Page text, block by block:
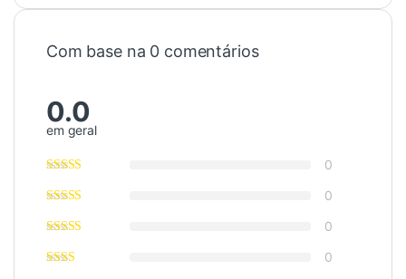
Com base na 0 comentários
0.0
em geral
0
0
0
0